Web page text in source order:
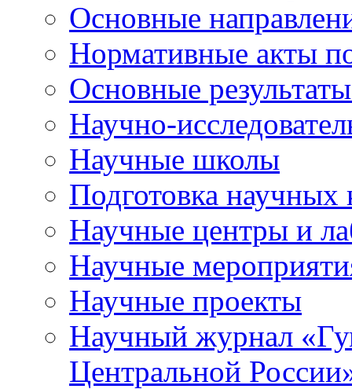
Основные
Нормативные акты
Основные
Научно-
Научные школы
Подготовка научных
Научные центры и
Научные
Научные проекты
Научный журнал «
Центральной